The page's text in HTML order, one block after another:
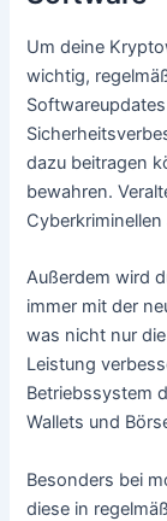
Um deine
wichtig,
dazu beitragen
bewahren.
Außerdem wird
immer mit der
was nicht nur
Leistung
Betriebssystem
Wallets und
Besonders bei
diese in